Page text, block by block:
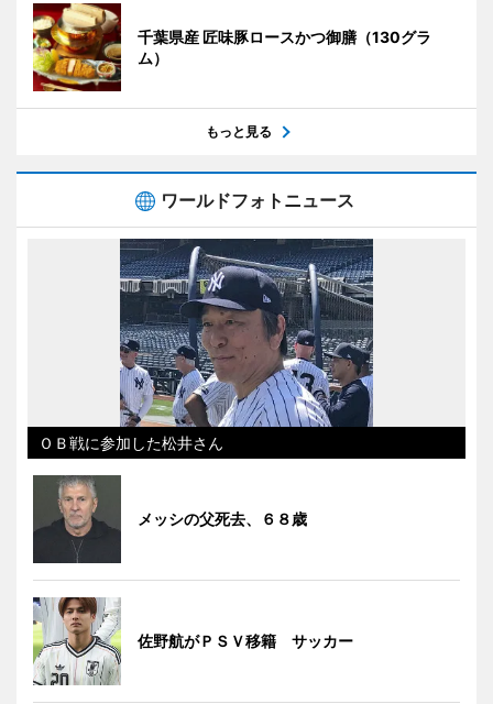
千葉県産 匠味豚ロースかつ御膳（130グラ
ム）
もっと見る
ワールドフォトニュース
ＯＢ戦に参加した松井さん
メッシの父死去、６８歳
佐野航がＰＳＶ移籍 サッカー